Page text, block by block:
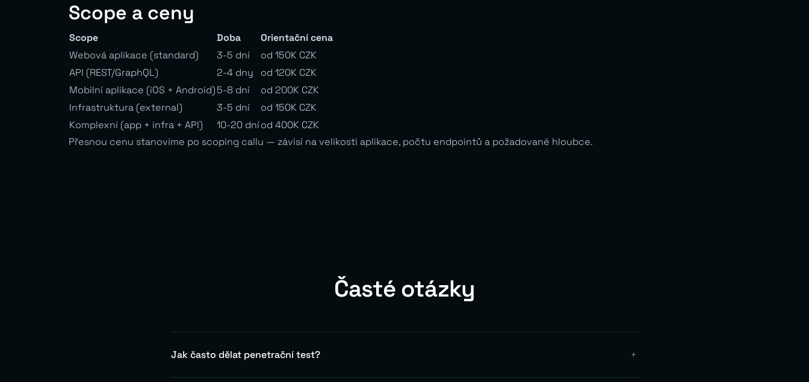
Scope a ceny
Scope Doba
Orientační cena
Webová aplikace (standard)
3-5 dní
od 150K CZK
API (REST/GraphQL)
2-4 dny
od 120K CZK
Mobilní aplikace (iOS + Android)5-8 dní
od 200K CZK
Infrastruktura (external)
3-5 dní
od 150K CZK
Komplexní (app + infra + API)
10-20 dníod 400K CZK
Přesnou cenu stanovíme po scoping callu — závisí na velikosti aplikace, počtu endpointů a požadované hloubce.
Časté otázky
Jak často dělat penetrační test?